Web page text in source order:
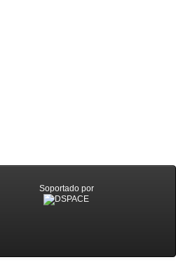
Soportado por